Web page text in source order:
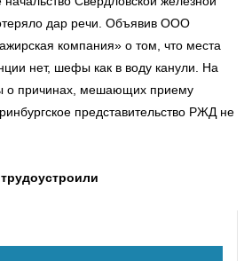
дар речи. Объявив ООО
компания» о том, что места
нет, шефы как в воду канули. На
о причинах, мешающих приему
представительство РЖД не